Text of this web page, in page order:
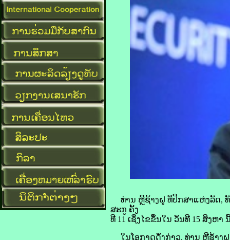
ທ່ານ ຫຼີ​ຊ້າງ​ຝູ ທີ່​ປຶກສາ​ແຫ່ງ​ລັດ, ທັ
ສະ​ກູ ຄັ້ງ​
ທີ 11 ເຊິ່ງ​ໄຂ​ຂຶ້ນ​ໃນ​ ວັນ​ທີ 15 ສິງຫ
ໃນ​ໂອກາດ​ດັ່ງກ່າວ, ທ່ານ ຫຼີ​ຊ້າງ​ຝູ